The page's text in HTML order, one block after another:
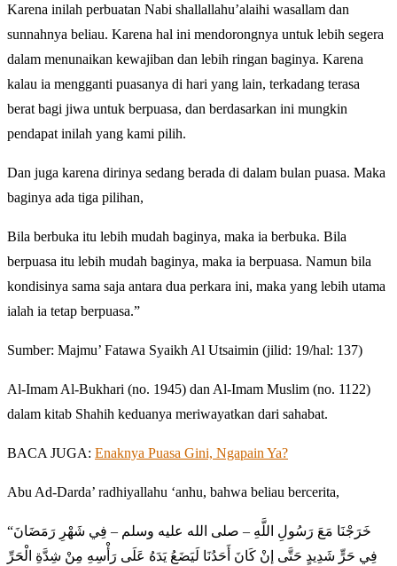
Karena inilah perbuatan Nabi shallallahu’alaihi wasallam dan
sunnahnya beliau. Karena hal ini mendorongnya untuk lebih segera
dalam menunaikan kewajiban dan lebih ringan baginya. Karena
kalau ia mengganti puasanya di hari yang lain, terkadang terasa
berat bagi jiwa untuk berpuasa, dan berdasarkan ini mungkin
pendapat inilah yang kami pilih.
Dan juga karena dirinya sedang berada di dalam bulan puasa. Maka
baginya ada tiga pilihan,
Bila berbuka itu lebih mudah baginya, maka ia berbuka. Bila
berpuasa itu lebih mudah baginya, maka ia berpuasa. Namun bila
kondisinya sama saja antara dua perkara ini, maka yang lebih utama
ialah ia tetap berpuasa.”
Sumber: Majmu’ Fatawa Syaikh Al Utsaimin (jilid: 19/hal: 137)
Al-Imam Al-Bukhari (no. 1945) dan Al-Imam Muslim (no. 1122)
dalam kitab Shahih keduanya meriwayatkan dari sahabat.
BACA JUGA: Enaknya Puasa Gini, Ngapain Ya?
Abu Ad-Darda’ radhiyallahu ‘anhu, bahwa beliau bercerita,
“خَرَجْنَا مَعَ رَسُولِ اللَّهِ – صلى الله عليه وسلم – فِي شَهْرِ رَمَضَانَ
فِي حَرٍّ شَدِيدٍ حَتَّى إنْ كَانَ أَحَدُنَا لَيَضَعُ يَدَهُ عَلَى رَأْسِهِ مِنْ شِدَّةِ الْحَرِّ